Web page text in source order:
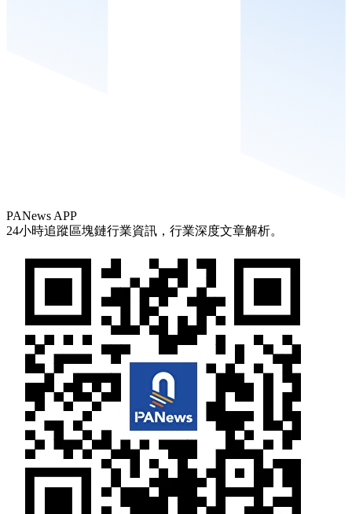
PANews APP
24小時追蹤區塊鏈行業資訊，行業深度文章解析。